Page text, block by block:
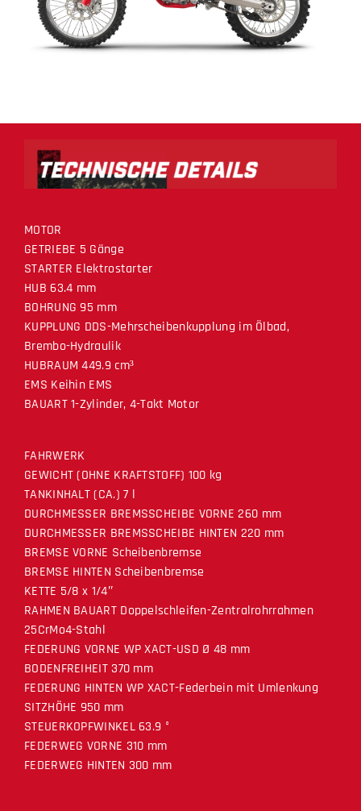
MOTOR
GETRIEBE 5 Gänge
STARTER Elektrostarter
HUB 63.4 mm
BOHRUNG 95 mm
KUPPLUNG DDS-Mehrscheibenkupplung im Ölbad,
Brembo-Hydraulik
HUBRAUM 449.9 cm³
EMS Keihin EMS
BAUART 1-Zylinder, 4-Takt Motor
FAHRWERK
GEWICHT (OHNE KRAFTSTOFF) 100 kg
TANKINHALT (CA.) 7 l
DURCHMESSER BREMSSCHEIBE VORNE 260 mm
DURCHMESSER BREMSSCHEIBE HINTEN 220 mm
BREMSE VORNE Scheibenbremse
BREMSE HINTEN Scheibenbremse
KETTE 5/8 x 1/4″
RAHMEN BAUART Doppelschleifen-Zentralrohrrahmen
25CrMo4-Stahl
FEDERUNG VORNE WP XACT-USD Ø 48 mm
BODENFREIHEIT 370 mm
FEDERUNG HINTEN WP XACT-Federbein mit Umlenkung
SITZHÖHE 950 mm
STEUERKOPFWINKEL 63.9 °
FEDERWEG VORNE 310 mm
FEDERWEG HINTEN 300 mm